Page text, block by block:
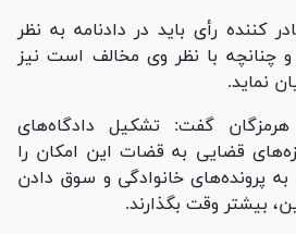
کننده رأی باید در دادنامه به نظر
چنانچه با نظر وی مخالف است نیز
نماید.
گفت: تشکیل دادگاه‌های
قضایی به قضات این امکان را
پرونده‌های خانوادگی و سوق دادن
بیشتر وقت بگذارند.